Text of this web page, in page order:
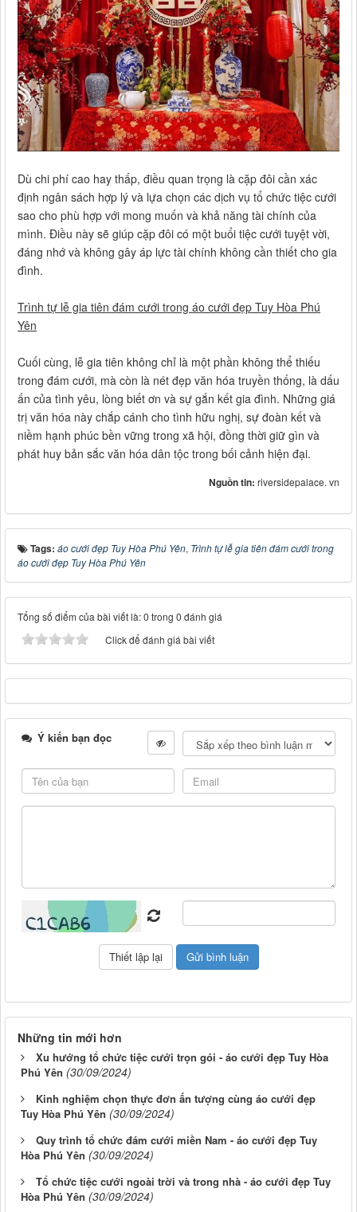
Dù chi phí cao hay thấp, điều quan trọng là cặp đôi cần xác
định ngân sách hợp lý và lựa chọn các dịch vụ tổ chức tiệc cưới
sao cho phù hợp với mong muốn và khả năng tài chính của
mình. Điều này sẽ giúp cặp đôi có một buổi tiệc cưới tuyệt vời,
đáng nhớ và không gây áp lực tài chính không cần thiết cho gia
đình.
Trình tự lễ gia tiên đám cưới trong áo cưới đẹp Tuy Hòa Phú
Yên
Cuối cùng, lễ gia tiên không chỉ là một phần không thể thiếu
trong đám cưới, mà còn là nét đẹp văn hóa truyền thống, là dấu
ấn của tình yêu, lòng biết ơn và sự gắn kết gia đình. Những giá
trị văn hóa này chắp cánh cho tình hữu nghị, sự đoàn kết và
niềm hạnh phúc bền vững trong xã hội, đồng thời giữ gìn và
phát huy bản sắc văn hóa dân tộc trong bối cảnh hiện đại.
Nguồn tin: riversidepalace. vn
Tags: áo cưới đẹp Tuy Hòa Phú Yên, Trình tự lễ gia tiên đám cưới trong
áo cưới đẹp Tuy Hòa Phú Yên
Tổng số điểm của bài viết là: 0 trong 0 đánh giá
Click để đánh giá bài viết
Ý kiến bạn đọc
Những tin mới hơn
Xu hướng tổ chức tiệc cưới trọn gói - áo cưới đẹp Tuy Hòa
Phú Yên (30/09/2024)
Kinh nghiệm chọn thực đơn ấn tượng cùng áo cưới đẹp
Tuy Hòa Phú Yên (30/09/2024)
Quy trình tổ chức đám cưới miền Nam - áo cưới đẹp Tuy
Hòa Phú Yên (30/09/2024)
Tổ chức tiệc cưới ngoài trời và trong nhà - áo cưới đẹp Tuy
Hòa Phú Yên (30/09/2024)